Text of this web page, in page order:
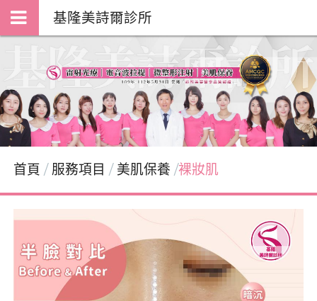
基隆美詩爾診所
首頁 服務項目 美肌保養 裸妝肌